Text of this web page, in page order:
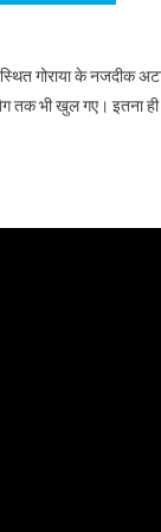
गोराया के नजदीक
तक भी खुल गए। इतना